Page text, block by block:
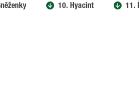
10. Hyacint 11.